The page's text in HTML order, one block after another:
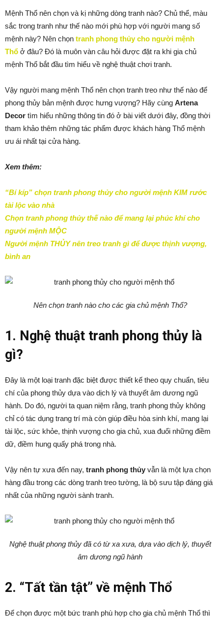
Mệnh Thổ nên chọn và kị những dòng tranh nào? Chủ thể, màu
sắc trong tranh như thế nào mới phù hợp với người mang số
mệnh này? Nên chọn tranh phong thủy cho người mệnh
Thổ ở đâu? Đó là muôn vàn câu hỏi được đặt ra khi gia chủ
mệnh Thổ bắt đầu tìm hiểu về nghệ thuật chơi tranh.
Vậy người mang mệnh Thổ nên chọn tranh treo như thế nào để
phong thủy bản mệnh được hưng vượng? Hãy cùng Artena
Decor tìm hiểu những thông tin đó ở bài viết dưới đây, đồng thời
tham khảo thêm những tác phẩm được khách hàng Thổ mệnh
ưu ái nhất tại cửa hàng.
Xem thêm:
“Bí kíp” chọn tranh phong thủy cho người mệnh KIM rước
tài lộc vào nhà
Chọn tranh phong thủy thế nào để mang lại phúc khí cho
người mệnh MỘC
Người mệnh THỦY nên treo tranh gì để được thịnh vượng,
bình an
Nên chọn tranh nào cho các gia chủ mệnh Thổ?
1. Nghệ thuật tranh phong thủy là
gì?
Đây là một loại tranh đặc biệt được thiết kế theo quy chuẩn, tiêu
chí của phong thủy dựa vào dịch lý và thuyết âm dương ngũ
hành. Do đó, người ta quan niệm rằng, tranh phong thủy không
chỉ có tác dụng trang trí mà còn giúp điều hòa sinh khí, mang lại
tài lộc, sức khỏe, thịnh vượng cho gia chủ, xua đuổi những điềm
dữ, điềm hung quấy phá trong nhà.
Vậy nên tự xưa đến nay, tranh phong thủy vẫn là một lựa chọn
hàng đầu trong các dòng tranh treo tường, là bộ sưu tập đáng giá
nhất của những người sành tranh.
Nghệ thuật phong thủy đã có từ xa xưa, dựa vào dịch lý, thuyết
âm dương ngũ hành
2. “Tất tần tật” về mệnh Thổ
Để chọn được một bức tranh phù hợp cho gia chủ mệnh Thổ thì